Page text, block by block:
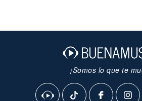
¡Somos lo que te